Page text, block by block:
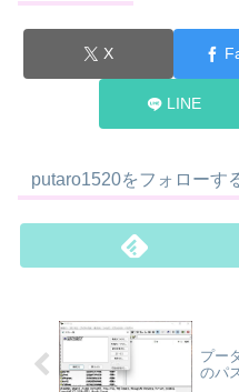
X
LINE
putaro1520をフォローす
プー
のパ